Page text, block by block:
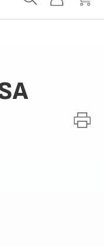
MonMon